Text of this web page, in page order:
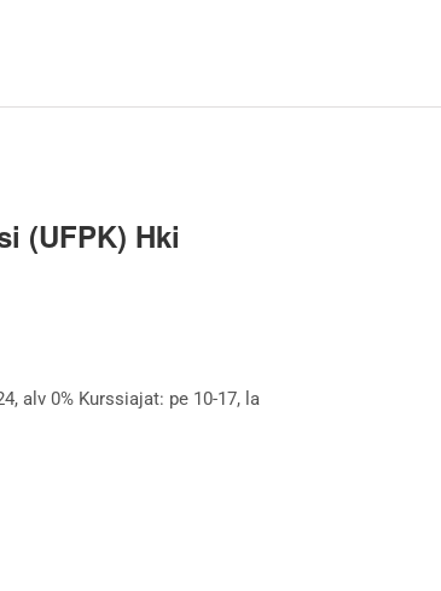
(UFPK) Hki
alv 0% Kurssiajat: pe 10-17, la